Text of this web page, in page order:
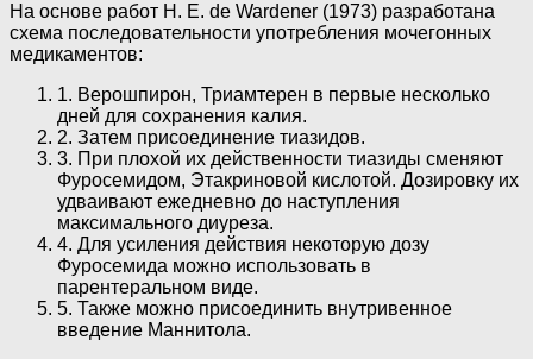
На основе работ Н. Е. de Wardener (1973) разработана
схема последовательности употребления мочегонных
медикаментов:
1. Верошпирон, Триамтерен в первые несколько
дней для сохранения калия.
2. Затем присоединение тиазидов.
3. При плохой их действенности тиазиды сменяют
Фуросемидом, Этакриновой кислотой. Дозировку их
удваивают ежедневно до наступления
максимального диуреза.
4. Для усиления действия некоторую дозу
Фуросемида можно использовать в
парентеральном виде.
5. Также можно присоединить внутривенное
введение Маннитола.